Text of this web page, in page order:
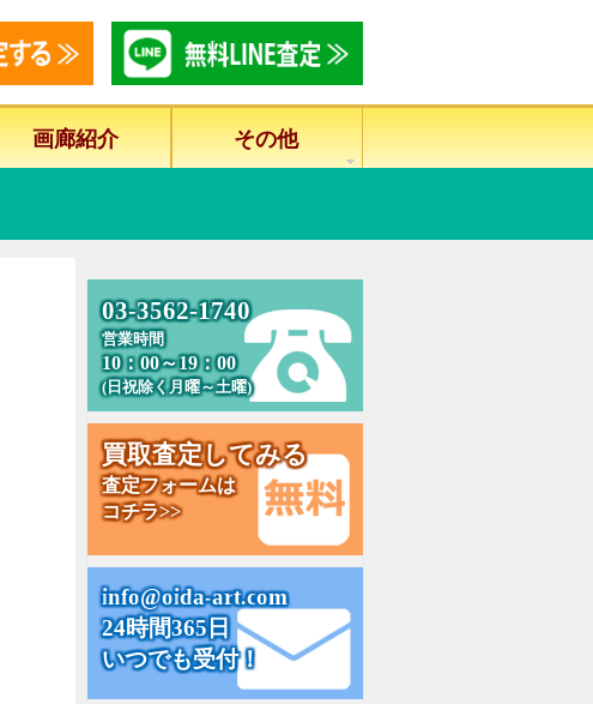
画廊紹介 その他
03-3562-1740
営業時間
10：00～19：00
(日祝除く月曜～土曜)
買取査定してみる
査定フォームは
コチラ>>
info@oida-art.com
24時間365日
いつでも受付！